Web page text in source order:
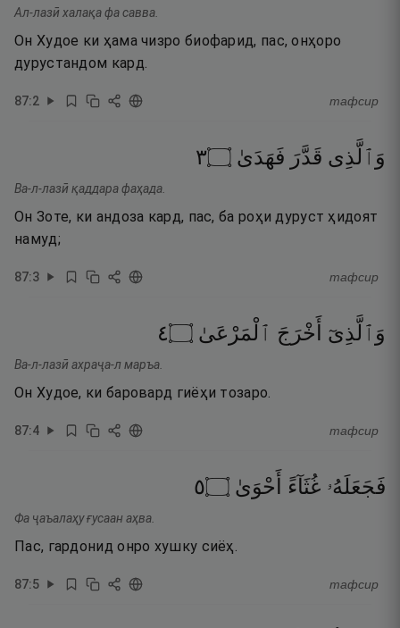
Ал-лазӣ халақа фа савва.
Он Худое ки ҳама чизро биофарид, пас, онҳоро
дурустандом кард.
87:2 тафсир
وَٱلَّذِى قَدَّرَ فَهَدَىٰ ۝٣
Ва-л-лазӣ қаддара фаҳада.
Он Зоте, ки андоза кард, пас, ба роҳи дуруст ҳидоят
намуд;
87:3 тафсир
وَٱلَّذِىٓ أَخْرَجَ ٱلْمَرْعَىٰ ۝٤
Ва-л-лазӣ ахраҷа-л маръа.
Он Худое, ки баровард гиёҳи тозаро.
87:4 тафсир
فَجَعَلَهُۥ غُثَآءً أَحْوَىٰ ۝٥
Фа ҷаъалаҳу ғусаан аҳва.
Пас, гардонид онро хушку сиёҳ.
87:5 тафсир